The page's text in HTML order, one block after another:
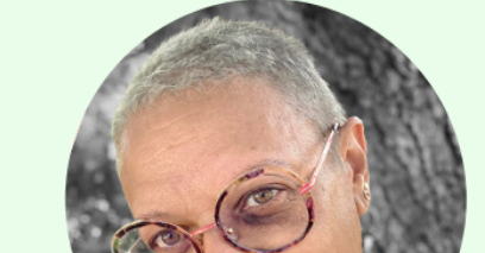
commentaires sont traitées.
Navigation
PUBLIÉ DANS